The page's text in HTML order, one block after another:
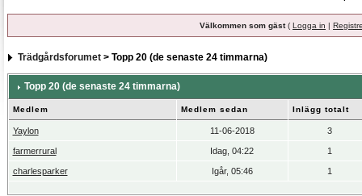
Välkommen som gäst( Logga in |
Trädgårdsforumet> Topp 20 (de senaste 24 timmarna)
Topp 20 (de senaste 24 timmarna)
Medlem Medlem sedan Inlägg totalt
Yaylon 11-06-2018 3
farmerrural Idag, 04:22 1
charlesparker Igår, 05:46 1